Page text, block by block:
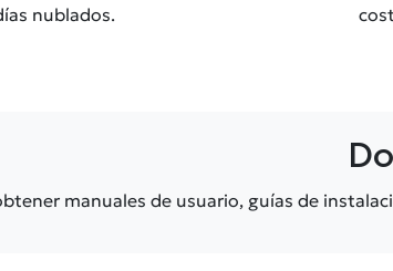
nublados.
manuales de usuario, guías de